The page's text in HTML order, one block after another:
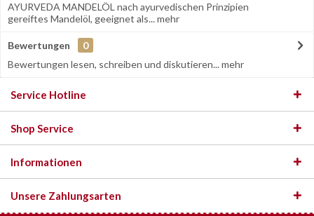
AYURVEDA MANDELÖL nach ayurvedischen Prinzipien
gereiftes Mandelöl, geeignet als...mehr
Bewertungen
0
Bewertungen lesen, schreiben und diskutieren...mehr
Service Hotline
Shop Service
Informationen
Unsere Zahlungsarten